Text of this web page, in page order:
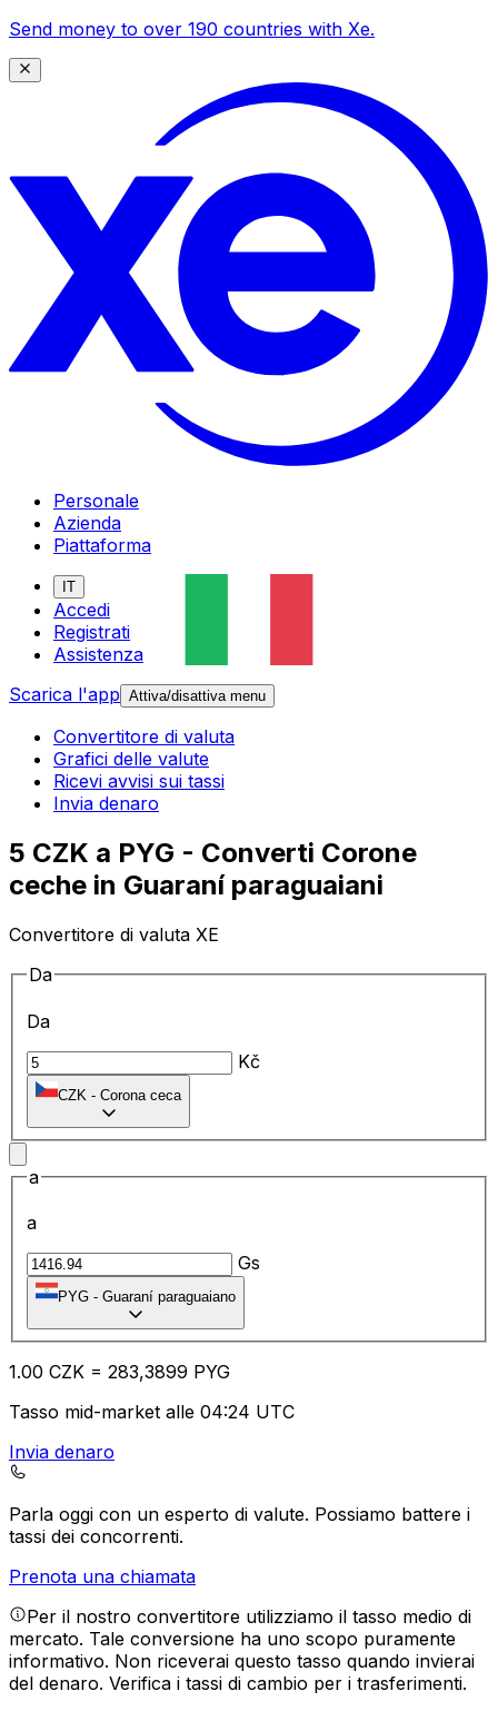
Send money to over 190 countries with Xe.
Personale
Azienda
Piattaforma
IT
Accedi
Registrati
Assistenza
Scarica l'app Attiva/disattiva menu
Convertitore di valuta
Grafici delle valute
Ricevi avvisi sui tassi
Invia denaro
5 CZK a PYG - Converti Corone
ceche in Guaraní paraguaiani
Convertitore di valuta XE
Da
Da
Kč
CZK - Corona ceca
a
a
Gs
PYG - Guaraní paraguaiano
1.00 CZK = 283,3899 PYG
Tasso mid-market alle 04:24 UTC
Invia denaro
Parla oggi con un esperto di valute. Possiamo battere i
tassi dei concorrenti.
Prenota una chiamata
Per il nostro convertitore utilizziamo il tasso medio di
mercato. Tale conversione ha uno scopo puramente
informativo. Non riceverai questo tasso quando invierai
del denaro. Verifica i tassi di cambio per i trasferimenti.